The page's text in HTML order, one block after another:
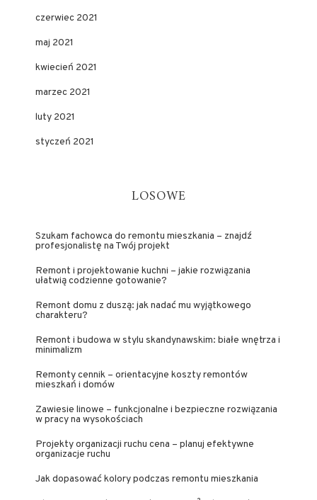
czerwiec 2021
maj 2021
kwiecień 2021
marzec 2021
luty 2021
styczeń 2021
LOSOWE
Szukam fachowca do remontu mieszkania – znajdź
profesjonalistę na Twój projekt
Remont i projektowanie kuchni – jakie rozwiązania
ułatwią codzienne gotowanie?
Remont domu z duszą: jak nadać mu wyjątkowego
charakteru?
Remont i budowa w stylu skandynawskim: białe wnętrza i
minimalizm
Remonty cennik – orientacyjne koszty remontów
mieszkań i domów
Zawiesie linowe – funkcjonalne i bezpieczne rozwiązania
w pracy na wysokościach
Projekty organizacji ruchu cena – planuj efektywne
organizacje ruchu
Jak dopasować kolory podczas remontu mieszkania